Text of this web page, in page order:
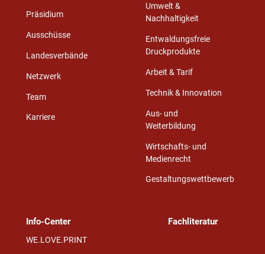
Präsidium
Ausschüsse
Landesverbände
Netzwerk
Team
Karriere
Umwelt &
Nachhaltigkeit
Entwaldungsfreie
Druckprodukte
Arbeit & Tarif
Technik & Innovation
Aus- und
Weiterbildung
Wirtschafts- und
Medienrecht
Gestaltungswettbewerb
Info-Center
WE.LOVE.PRINT
Fachliteratur